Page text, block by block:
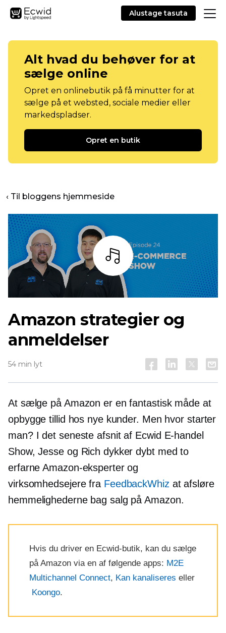
Alustage tasuta
Alt hvad du behøver for at
sælge online
Opret en onlinebutik på få minutter for at
sælge på et websted, sociale medier eller
markedspladser.
Opret en butik
‹ Til bloggens hjemmeside
Amazon strategier og
anmeldelser
54 min lyt
At sælge på Amazon er en fantastisk måde at
opbygge tillid hos nye kunder. Men hvor starter
man? I det seneste afsnit af Ecwid E-handel
Show, Jesse og Rich dykker dybt med to
erfarne Amazon-eksperter og
virksomhedsejere fra FeedbackWhiz at afsløre
hemmelighederne bag salg på Amazon.
Hvis du driver en Ecwid-butik, kan du sælge
på Amazon via en af ​​følgende apps: M2E
Multichannel Connect, Kan kanaliseres eller
Koongo.